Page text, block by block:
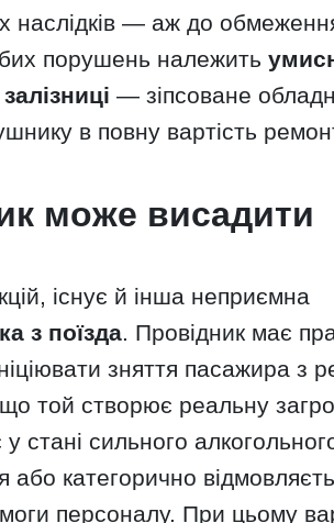
наслідків — аж до
порушень належить
— зіпсоване
в повну вартість
може висадити
існує й інша неприємна
з поїзда. Провідник має
зняття пасажира з
той створює реальну
стані сильного
або категорично
персоналу. При цьому